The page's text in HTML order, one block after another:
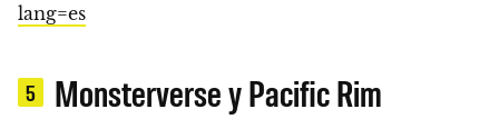
lang=es
5 Monsterverse y Pacific Rim